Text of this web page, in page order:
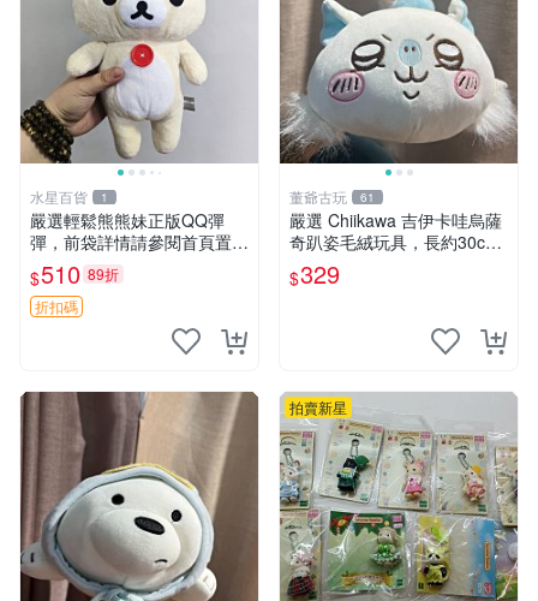
水星百貨 1
嚴選輕鬆熊熊妹正版QQ彈
彈，前袋詳情請參閱首頁置頂
說明適合收藏 QQ彈彈 正版
熊熊妹
$510 89折
折扣碼
董爺古玩 61
嚴選 Chiikawa 吉伊卡哇烏薩
奇趴姿毛絨玩具，長約30c
m，質地超軟適合收藏 烏薩
奇 Chiikawa 毛絨 超軟
$329
拍賣新星